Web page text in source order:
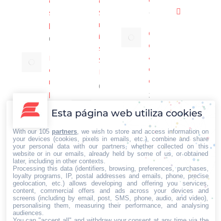
simple para
propietarios
07/08/2026
El plato
combinado
mantiene su
presencia
en las
mesas
españolas
07/08/2026
Sagunto al
negar
información
sobre el
Servicio de
Farmacia
07/08/2026
escritora
Noelia
Díaz
Navarrete
debuta con
Sincerely
06/08/2026
13/07/2026
Comunicación
empresarial y
atención al
cliente en la
era de la IA
22/06/2026
in
opens
YouTube
page
Rss
Home Iberian
Esta página web utiliza cookies
With our 105 partners , we wish to store and access information on
your devices (cookies, pixels in emails, etc.), combine and share
your personal data with our partners, whether collected on this
website or in our emails, already held by some of us, or obtained
later, including in other contexts.
Processing this data (identifiers, browsing, preferences, purchases,
loyalty programs, IP, postal addresses and emails, phone, precise
geolocation, etc.) allows developing and offering you services,
content, commercial offers and ads across your devices and
screens (including by email, post, SMS, phone, audio, and video),
personalising them, measuring their performance, and analysing
audiences.